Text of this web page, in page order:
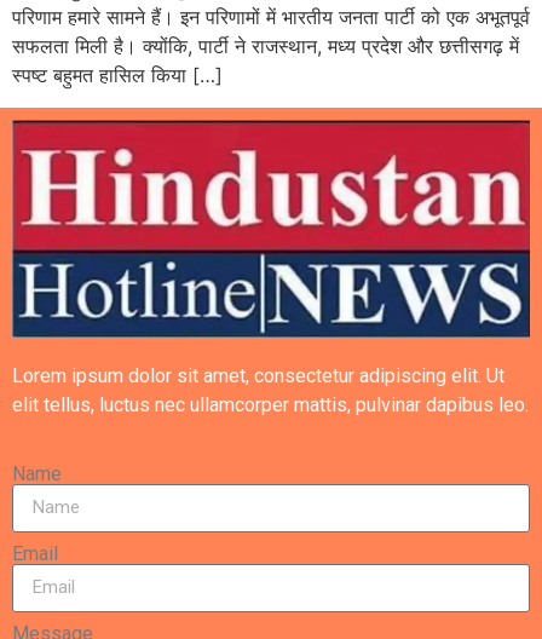
परिणाम हमारे सामने हैं। इन परिणामों में भारतीय जनता पार्टी को एक अभूतपूर्व
सफलता मिली है। क्योंकि, पार्टी ने राजस्थान, मध्य प्रदेश और छत्तीसगढ़ में
स्पष्ट बहुमत हासिल किया […]
Lorem ipsum dolor sit amet, consectetur adipiscing elit. Ut
elit tellus, luctus nec ullamcorper mattis, pulvinar dapibus leo.
Name
Email
Message